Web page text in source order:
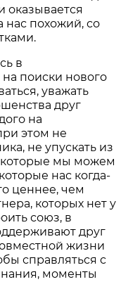
оказывается
похожий, со
в
поиски нового
уважать
друг
на
этом не
не упускать из
которые мы можем
нас когда-
ценнее, чем
которых нет у
союз, в
друг
жизни
справляться с
моменты